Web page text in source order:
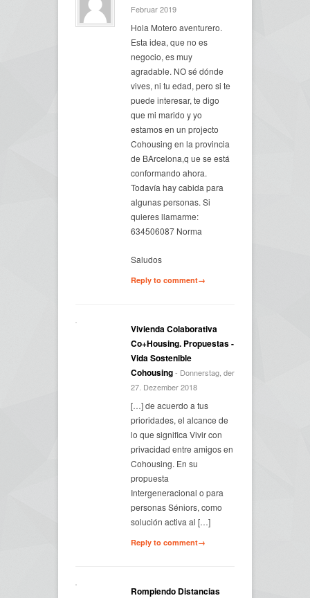
Februar 2019
Hola Motero aventurero.
Esta idea, que no es
negocio, es muy
agradable. NO sé dónde
vives, ni tu edad, pero si te
puede interesar, te digo
que mi marido y yo
estamos en un projecto
Cohousing en la provincia
de BArcelona,q ue se está
conformando ahora.
Todavía hay cabida para
algunas personas. Si
quieres llamarme:
634506087 Norma
Saludos
Reply to comment→
Vivienda Colaborativa
Co+Housing. Propuestas -
Vida Sostenible
Cohousing- Donnerstag, der
27. Dezember 2018
[…] de acuerdo a tus
prioridades, el alcance de
lo que significa Vivir con
privacidad entre amigos en
Cohousing. En su
propuesta
Intergeneracional o para
personas Séniors, como
solución activa al […]
Reply to comment→
Rompiendo Distancias